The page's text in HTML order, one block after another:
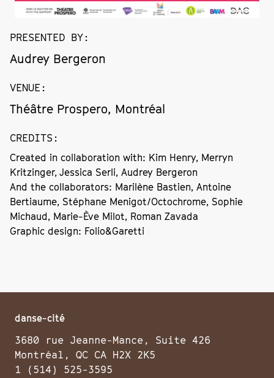
PRESENTED BY :
Audrey Bergeron
VENUE :
Théâtre Prospero, Montréal
CREDITS :
Created in collaboration with: Kim Henry, Merryn
Kritzinger, Jessica Serli, Audrey Bergeron
And the collaborators: Marilène Bastien, Antoine
Bertiaume, Stéphane Menigot/Octochrome, Sophie
Michaud, Marie-Ève Milot, Roman Zavada
Graphic design: Folio&Garetti
danse-cité
3680 rue Jeanne-Mance, Suite 426
Montréal, QC CA H2X 2K5
1 (514) 525-3595